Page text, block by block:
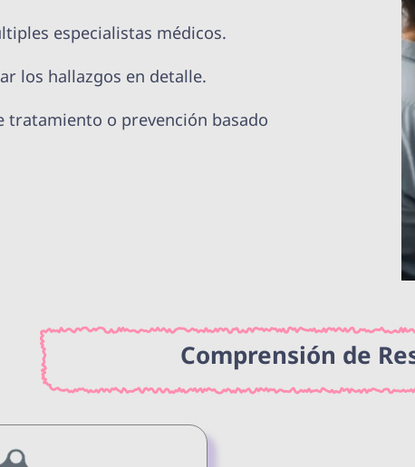
especialistas médicos.
los hallazgos en detalle.
o prevención basado
Comprensión de